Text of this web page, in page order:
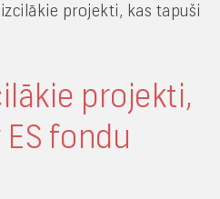
projekti, kas tapuši
projekti,
fondu